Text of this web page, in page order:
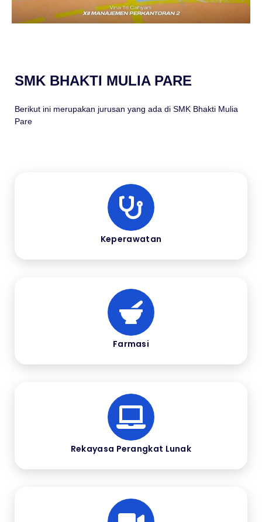
SMK BHAKTI MULIA PARE
Berikut ini merupakan jurusan yang ada di SMK Bhakti Mulia
Pare
Keperawatan
Farmasi
Rekayasa Perangkat Lunak